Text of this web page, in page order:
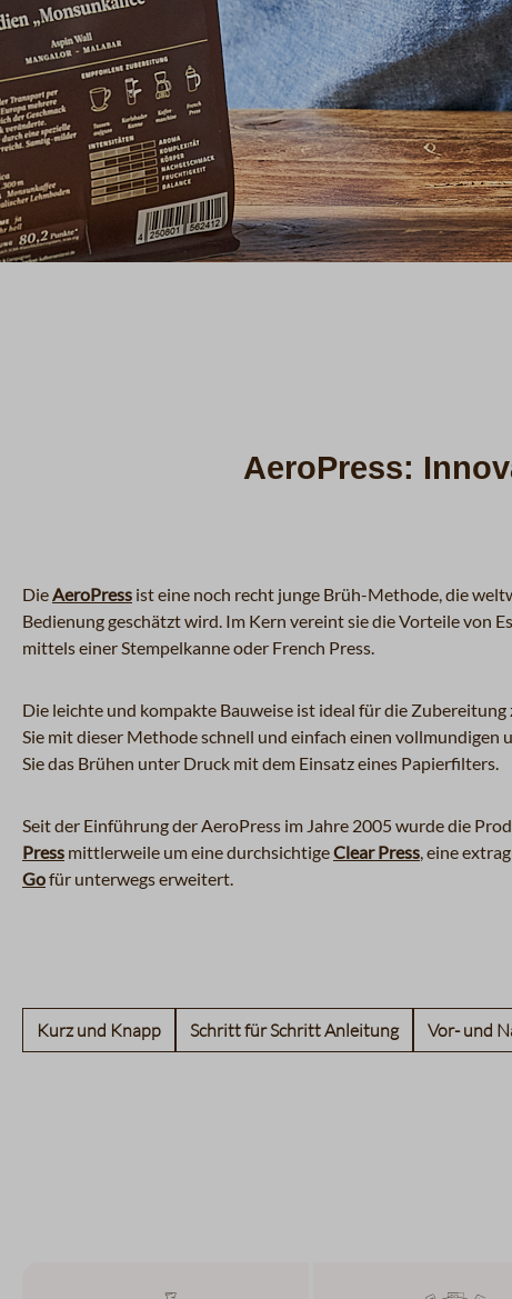
AeroPress:
DieAeroPress ist eine noch recht junge Brüh-Methode, die
Bedienung geschätzt wird. Im Kern vereint sie die Vorteile von
mittels einer Stempelkanne oder French Press.
Die leichte und kompakte Bauweise ist ideal für die
Sie mit dieser Methode schnell und einfach einen vollmundigen
Sie das Brühen unter Druck mit dem Einsatz eines Papierfilters.
Seit der Einführung der AeroPress im Jahre 2005 wurde die
Press mittlerweile um eine durchsichtigeClear Press, eine
Gofür unterwegs erweitert.
Kurz und Knapp Schritt für Schritt Anleitung Vor- und